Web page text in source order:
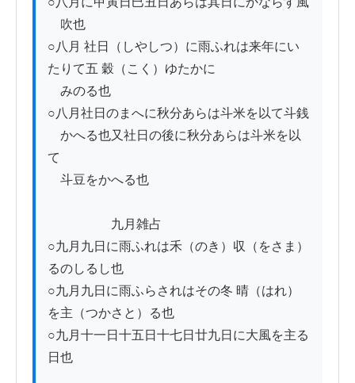
吹也
○八月 社日（しやしつ）に雨ふれは来年にい
たりて五 穀（こく）ゆたかに
みのる也
○八月社日のまへに秋分あらは斗米を以て斗銭
かへる也又社日の後に秋分あらは斗米を以
て
斗豆をかへる也
九月雑占
○九月九日に雨ふれは禾（のき）収（をさま）
るのしるし也
○九月九日に雨ふらされはその冬 晴（はれ）
を主（つかさと）る也
○九月十一日十五日十七日廿九日に大風を主る
日也